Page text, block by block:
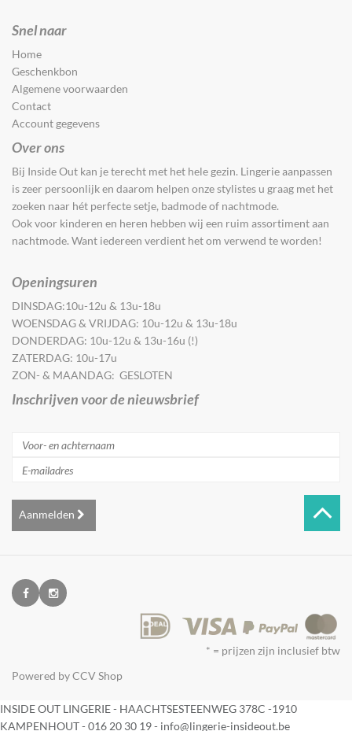
Snel naar
Home
Geschenkbon
Algemene voorwaarden
Contact
Account gegevens
Over ons
Bij Inside Out kan je terecht met het hele gezin. Lingerie aanpassen
is zeer persoonlijk en daarom helpen onze stylistes u graag met het
zoeken naar hét perfecte setje, badmode of nachtmode.
Ook voor kinderen en heren hebben wij een ruim assortiment aan
nachtmode. Want iedereen verdient het om verwend te worden!
Openingsuren
DINSDAG:10u-12u & 13u-18u
WOENSDAG & VRIJDAG: 10u-12u & 13u-18u
DONDERDAG: 10u-12u & 13u-16u (!)
ZATERDAG: 10u-17u
ZON- & MAANDAG: GESLOTEN
Inschrijven voor de nieuwsbrief
Aanmelden
* = prijzen zijn inclusief btw
Powered byCCV Shop
INSIDE OUT LINGERIE - HAACHTSESTEENWEG 378C -1910
KAMPENHOUT - 016 20 30 19 - info@lingerie-insideout.be